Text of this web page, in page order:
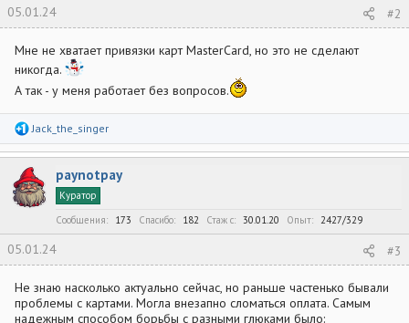
05.01.24 #2
Мне не хватает привязки карт MasterCard, но это не сделают
никогда.
А так - у меня работает без вопросов.
Р
а
к
ц
и
и
Jack_the_singer
paynotpay
Куратор
Сообщения
173 Спасибо 182 Стаж c 30.01.20 Опыт 2427/329
05.01.24 #3
Не знаю насколько актуально сейчас, но раньше частенько бывали
проблемы с картами. Могла внезапно сломаться оплата. Самым
надежным способом борьбы с разными глюками было: